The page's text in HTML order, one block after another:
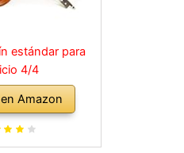
estándar para
4/4
Amazon